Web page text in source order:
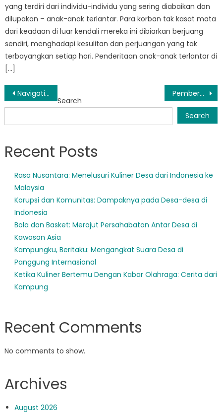
yang terdiri dari individu-individu yang sering diabaikan dan
dilupakan – anak-anak terlantar. Para korban tak kasat mata
dari keadaan di luar kendali mereka ini dibiarkan berjuang
sendiri, menghadapi kesulitan dan perjuangan yang tak
terbayangkan setiap hari. Penderitaan anak-anak terlantar di
[…]
Post
navigation
Navigating Informasi Bansos Sumbar: How to Access Aid and Support Pemberdayaan Masyarakat: Kunci Kesejahteraan Sosial di Sumatera Barat
Search
Search
Recent Posts
Rasa Nusantara: Menelusuri Kuliner Desa dari Indonesia ke
Malaysia
Korupsi dan Komunitas: Dampaknya pada Desa-desa di
Indonesia
Bola dan Basket: Merajut Persahabatan Antar Desa di
Kawasan Asia
Kampungku, Beritaku: Mengangkat Suara Desa di
Panggung Internasional
Ketika Kuliner Bertemu Dengan Kabar Olahraga: Cerita dari
Kampung
Recent Comments
No comments to show.
Archives
August 2026